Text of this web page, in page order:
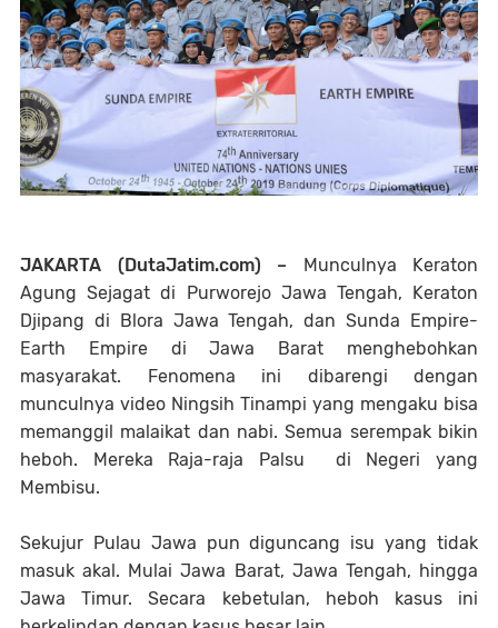
JAKARTA (DutaJatim.com) – Munculnya Keraton
Agung Sejagat di Purworejo Jawa Tengah, Keraton
Djipang di Blora Jawa Tengah, dan Sunda Empire-
Earth Empire di Jawa Barat menghebohkan
masyarakat. Fenomena ini dibarengi dengan
munculnya video Ningsih Tinampi yang mengaku bisa
memanggil malaikat dan nabi. Semua serempak bikin
heboh. Mereka Raja-raja Palsu di Negeri yang
Membisu.
Sekujur Pulau Jawa pun diguncang isu yang tidak
masuk akal. Mulai Jawa Barat, Jawa Tengah, hingga
Jawa Timur. Secara kebetulan, heboh kasus ini